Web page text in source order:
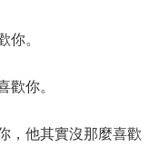
你。
歡你。
，他其實沒那麼喜歡